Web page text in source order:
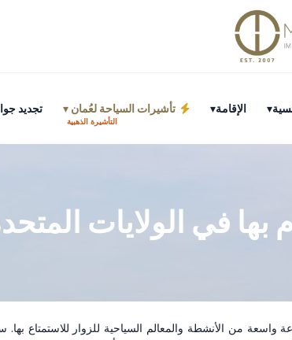
الإقامة تأشيرات السياحة لعُمان
التأشيرة الذهبية
تجديد
بها في الولايات
واسعة من الأنشطة والمعالم السياحية للزوار للاستمتاع